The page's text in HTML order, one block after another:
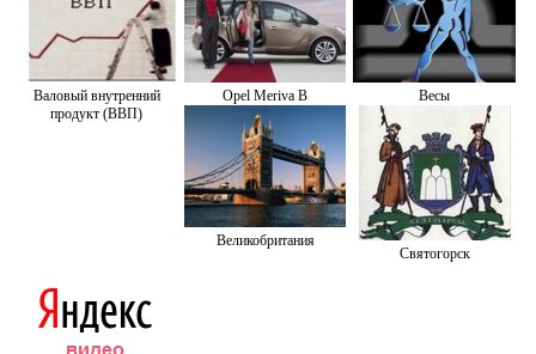
Валовый внутренний
продукт (ВВП)
Opel Meriva В Весы
Великобритания
Святогорск